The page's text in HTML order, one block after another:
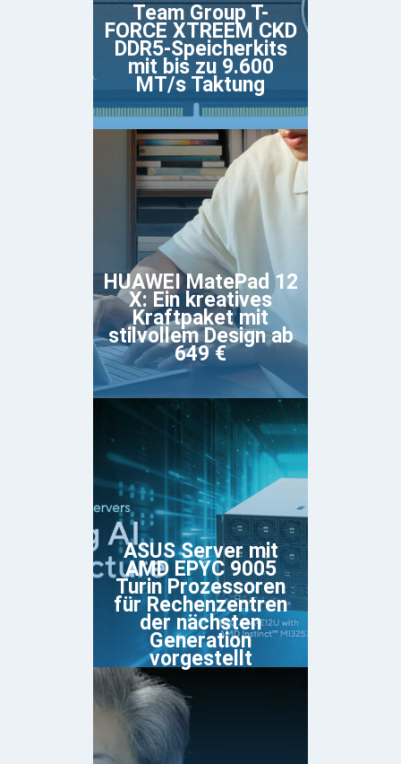
Team Group T-
FORCE XTREEM CKD
DDR5-Speicherkits
mit bis zu 9.600
MT/s Taktung
HUAWEI MatePad 12
X: Ein kreatives
Kraftpaket mit
stilvollem Design ab
649 €
ASUS Server mit
AMD EPYC 9005
Turin Prozessoren
für Rechenzentren
der nächsten
Generation
vorgestellt